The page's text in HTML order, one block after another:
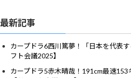
最新記事
カープドラ6西川篤夢！「日本を代表
フト会議2025】
カープドラ5赤木晴哉！191cm最速153